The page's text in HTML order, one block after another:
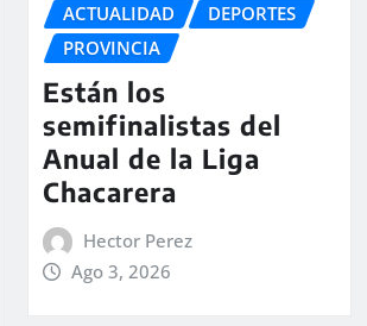
ACTUALIDAD
DEPORTES
PROVINCIA
Están los
semifinalistas del
Anual de la Liga
Chacarera
Hector Perez
Ago 3, 2026